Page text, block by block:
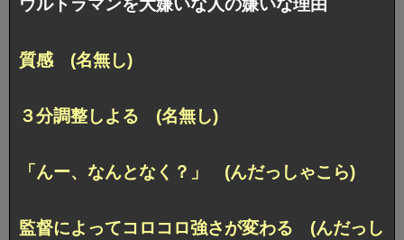
ウルトラマンを大嫌いな人の嫌いな理由
質感 (名無し)
３分調整しよる (名無し)
「んー、なんとなく？」 (んだっしゃこら)
監督によってコロコロ強さが変わる (んだっし